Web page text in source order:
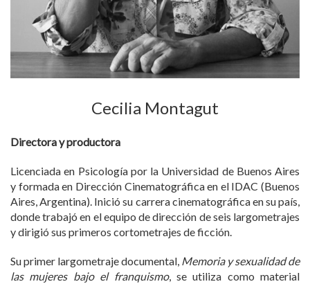
Cecilia Montagut
Directora y productora
Licenciada en Psicología por la Universidad de Buenos Aires
y formada en Dirección Cinematográfica en el IDAC (Buenos
Aires, Argentina). Inició su carrera cinematográfica en su país,
donde trabajó en el equipo de dirección de seis largometrajes
y dirigió sus primeros cortometrajes de ficción.
Su primer largometraje documental, Memoria y sexualidad de
las mujeres bajo el franquismo, se utiliza como material